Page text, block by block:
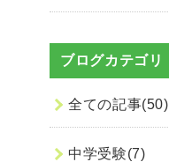
ブログカテゴリ
全ての記事(50)
中学受験(7)